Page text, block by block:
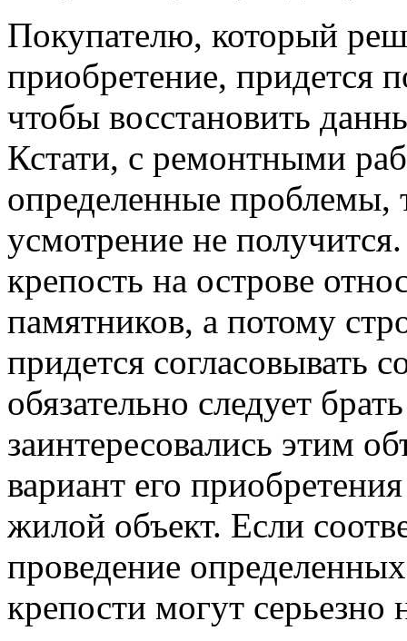
Покупателю, который
приобретение, придется
чтобы восстановить
Кстати, с ремонтными
определенные проблемы,
усмотрение не
крепость на острове
памятников, а потому
придется согласовывать
обязательно следует
заинтересовались этим
вариант его
жилой объект. Если
проведение
крепости могут серьезно